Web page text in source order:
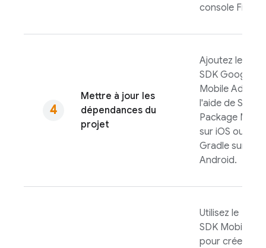
console
Mettre à jour les
dépendances du
projet
Ajoutez le
SDK Google
Mobile Ads
l'aide de Swift
Package
sur iOS ou de
Gradle sur
Android.
Utilisez le
SDK Mobile
pour créer un